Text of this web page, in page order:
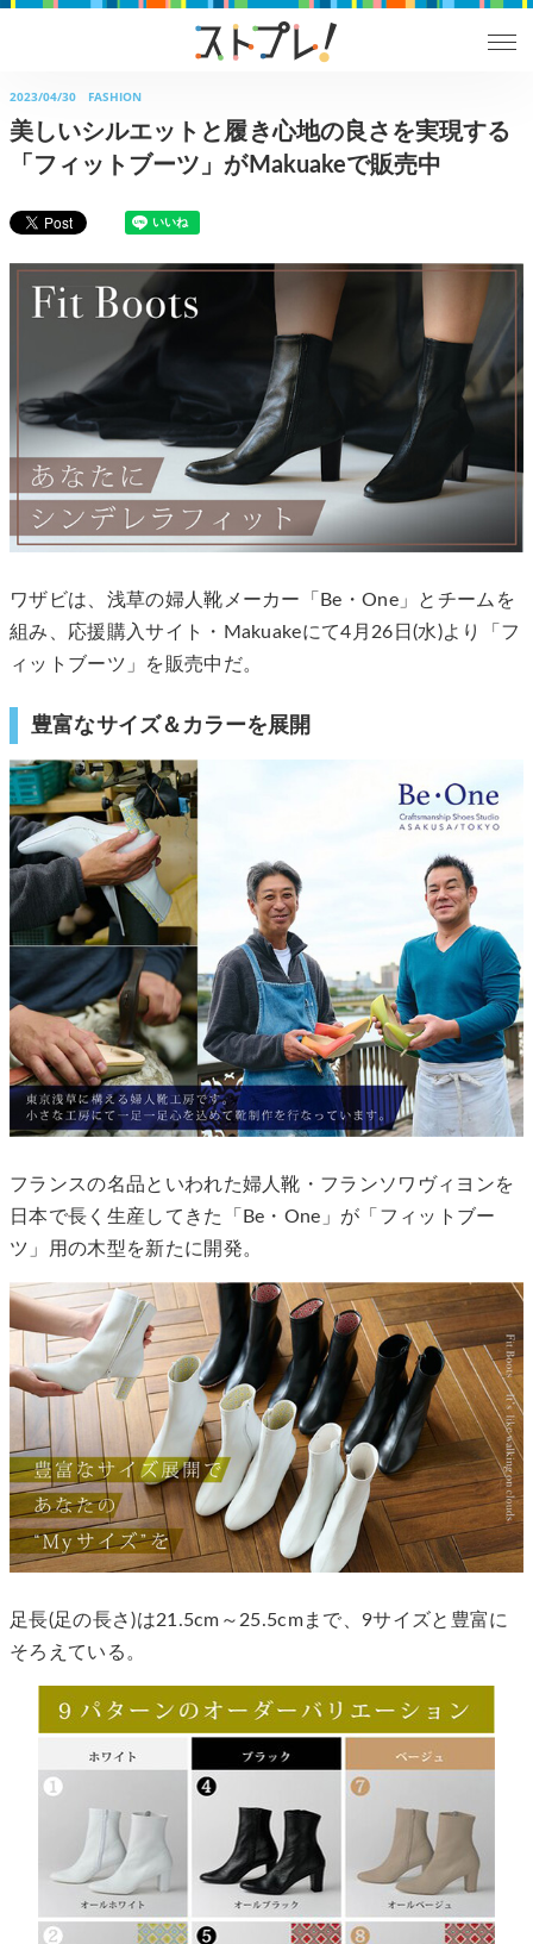
2023/04/30 FASHION
美しいシルエットと履き心地の良さを実現する
「フィットブーツ」がMakuakeで販売中
ワザビは、浅草の婦人靴メーカー「Be・One」とチームを
組み、応援購入サイト・Makuakeにて4月26日(水)より「フ
ィットブーツ」を販売中だ。
豊富なサイズ＆カラーを展開
フランスの名品といわれた婦人靴・フランソワヴィヨンを
日本で長く生産してきた「Be・One」が「フィットブー
ツ」用の木型を新たに開発。
足長(足の長さ)は21.5cm～25.5cmまで、9サイズと豊富に
そろえている。